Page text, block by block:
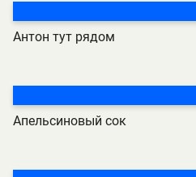
Антон тут рядом
Апельсиновый сок